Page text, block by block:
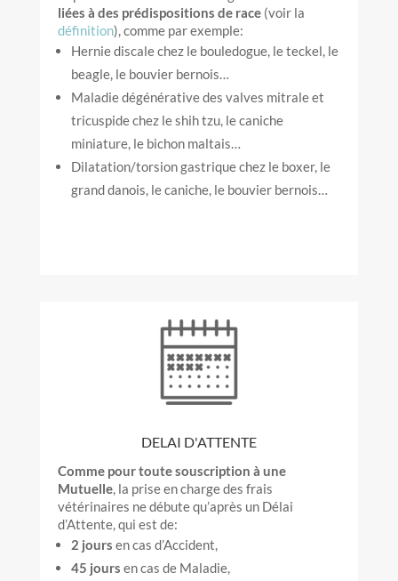
liées à des prédispositions de race(voir la
définition), comme par exemple:
Hernie discale chez le bouledogue, le teckel, le
beagle, le bouvier bernois…
Maladie dégénérative des valves mitrale et
tricuspide chez le shih tzu, le caniche
miniature, le bichon maltais…
Dilatation/torsion gastrique chez le boxer, le
grand danois, le caniche, le bouvier bernois…
DELAI D'ATTENTE
Comme pour toute souscription à une
Mutuelle, la prise en charge des frais
vétérinaires ne débute qu’après un Délai
d’Attente, qui est de:
2 jours en cas d’Accident,
45 jours en cas de Maladie,